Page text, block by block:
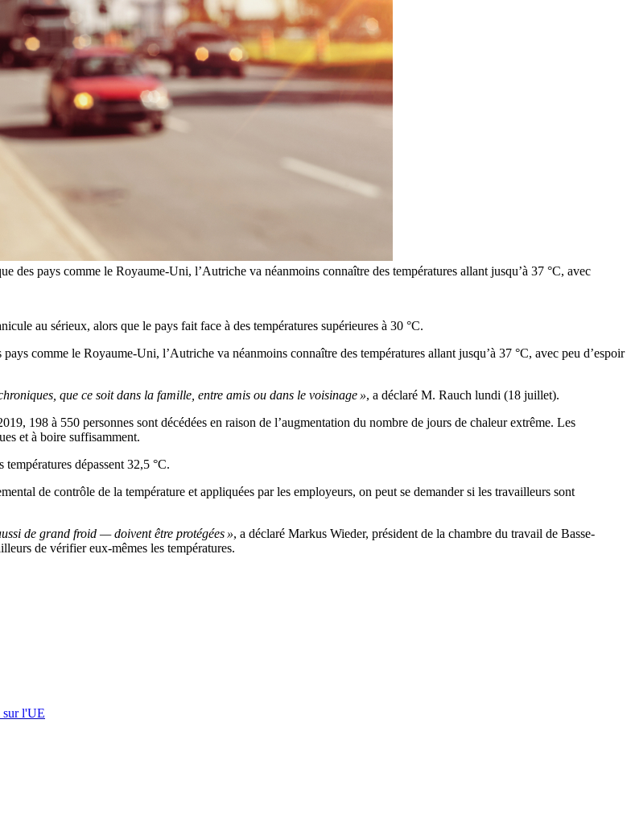
des pays comme le Royaume-Uni, l’Autriche va néanmoins connaître des températures allant jusqu’à 37 °C, avec
au sérieux, alors que le pays fait face à des températures supérieures à 30 °C.
comme le Royaume-Uni, l’Autriche va néanmoins connaître des températures allant jusqu’à 37 °C, avec peu d’espoir
que ce soit dans la famille, entre amis ou dans le voisinage », a déclaré M. Rauch lundi (18 juillet).
198 à 550 personnes sont décédées en raison de l’augmentation du nombre de jours de chaleur extrême. Les
et à boire suffisamment.
dépassent 32,5 °C.
de contrôle de la température et appliquées par les employeurs, on peut se demander si les travailleurs sont
de grand froid — doivent être protégées », a déclaré Markus Wieder, président de la chambre du travail de Basse-
de vérifier eux-mêmes les températures.
sur l'UE